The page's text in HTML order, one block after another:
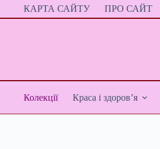
ПерейтиКАРТА САЙТУ ПРО САЙТ
Колекції Краса і здоров’я